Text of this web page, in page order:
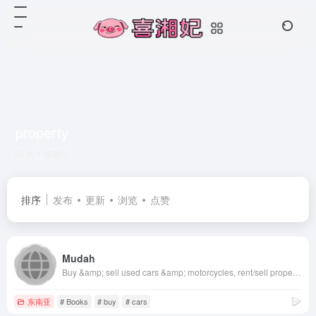
排序 发布 更新 浏览 点赞
Mudah
东南亚 # Books # buy # cars